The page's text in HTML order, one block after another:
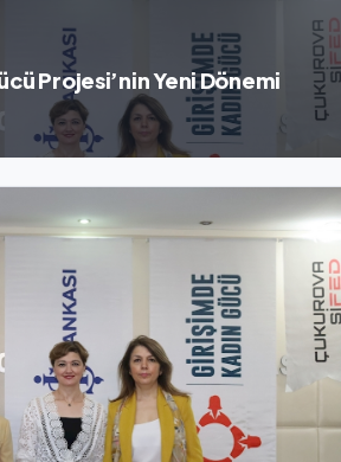
Projesi’nin Yeni Dönemi